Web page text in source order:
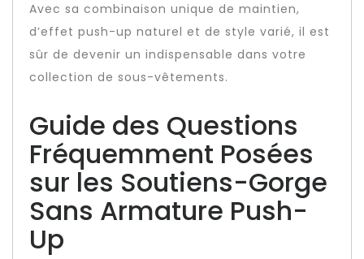
Avec sa combinaison unique de maintien,
d’effet push-up naturel et de style varié, il est
sûr de devenir un indispensable dans votre
collection de sous-vêtements.
Guide des Questions
Fréquemment Posées
sur les Soutiens-Gorge
Sans Armature Push-
Up